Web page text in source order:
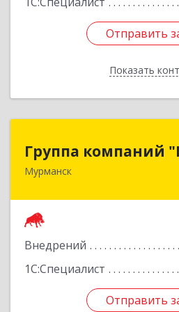
Отправить
Показать
Отправить
Назад
Группа компаний
Мурманск
Внедрений
1С:Специалист
Отправить
Группа
183025, Мурманская обл,
Отправить